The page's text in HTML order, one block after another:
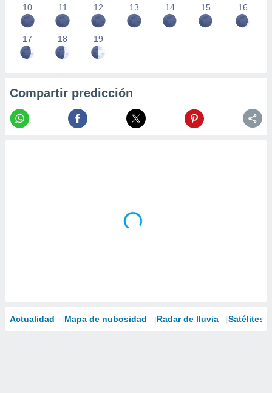
10 11 12 13 14 15 16
17 18 19
Compartir predicción
Actualidad Mapa de nubosidad Radar de lluvia Satélites